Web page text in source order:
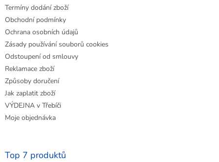
Termíny dodání zboží
Obchodní podmínky
Ochrana osobních údajů
Zásady používání souborů cookies
Odstoupení od smlouvy
Reklamace zboží
Způsoby doručení
Jak zaplatit zboží
VÝDEJNA v Třebíči
Moje objednávka
Top 7 produktů